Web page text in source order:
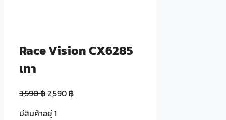
Race Vision CX6285
เทา
3,590฿2,590 ฿
มีสินค้าอยู่ 1